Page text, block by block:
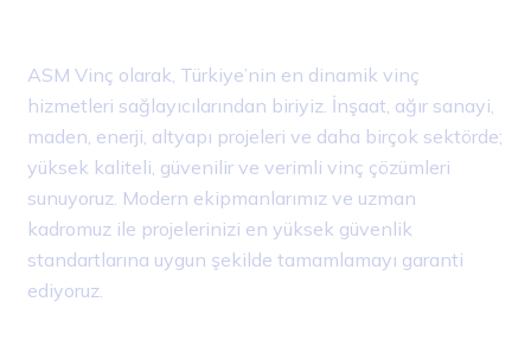
ASM Vinç olarak, Türkiye’nin en dinamik vinç
hizmetleri sağlayıcılarından biriyiz. İnşaat, ağır sanayi,
maden, enerji, altyapı projeleri ve daha birçok sektörde;
yüksek kaliteli, güvenilir ve verimli vinç çözümleri
sunuyoruz. Modern ekipmanlarımız ve uzman
kadromuz ile projelerinizi en yüksek güvenlik
standartlarına uygun şekilde tamamlamayı garanti
ediyoruz.